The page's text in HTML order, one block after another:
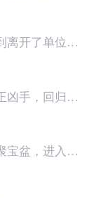
我和一个美艳少妇同事下乡扶贫，没想到离开了单位之后，她就性格大变……
曾经的炎黄兵王，为寻找杀害挚爱的真正凶手，回归都市，开始了一段精彩绝伦的征程。
赵小飞高考后落魄回乡种田，偶然捡到聚宝盆，进入聚宝洞，从此开启了发家致富、拳打村霸、坐拥美女的桃运巅峰人生！